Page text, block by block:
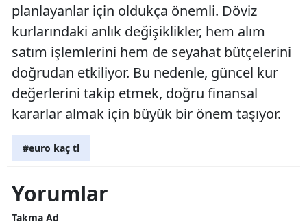
planlayanlar için oldukça önemli. Döviz
kurlarındaki anlık değişiklikler, hem alım
satım işlemlerini hem de seyahat bütçelerini
doğrudan etkiliyor. Bu nedenle, güncel kur
değerlerini takip etmek, doğru finansal
kararlar almak için büyük bir önem taşıyor.
#euro kaç tl
Yorumlar
Takma Ad